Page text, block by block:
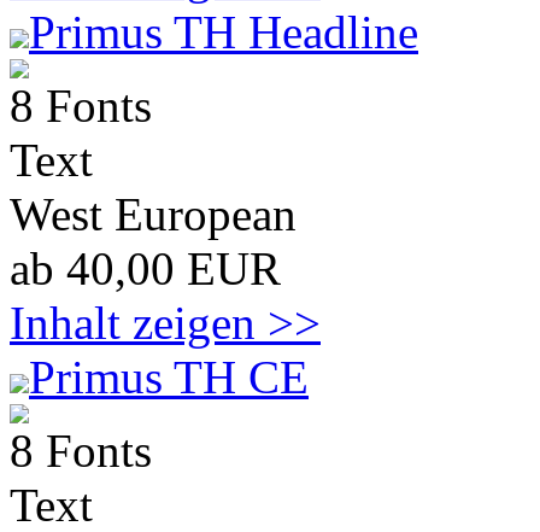
Primus TH Headline
8 Fonts
Text
West European
ab 40,00 EUR
Inhalt zeigen >>
Primus TH CE
8 Fonts
Text